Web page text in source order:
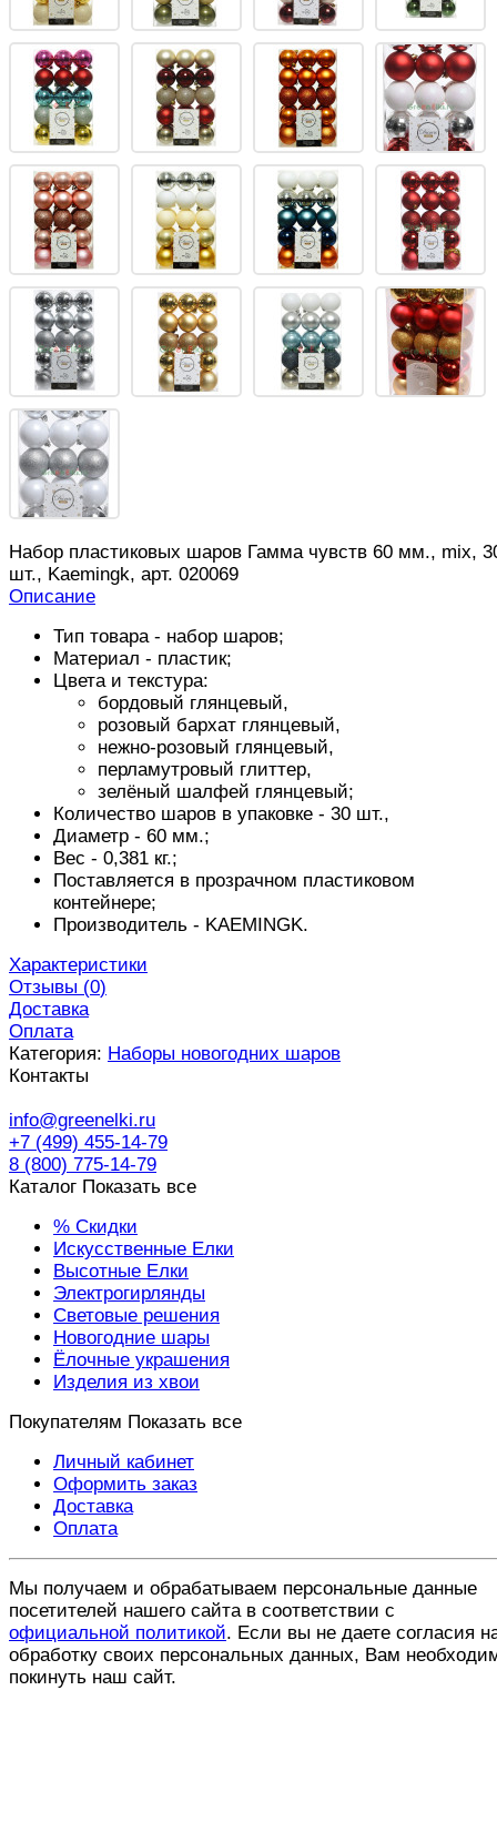
Набор пластиковых шаров Гамма чувств 60 мм., mix,
шт., Kaemingk, арт. 020069
Описание
Тип товара - набор шаров;
Материал - пластик;
Цвета и текстура:
бордовый глянцевый,
розовый бархат глянцевый,
нежно-розовый глянцевый,
перламутровый глиттер,
зелёный шалфей глянцевый;
Количество шаров в упаковке - 30 шт.,
Диаметр - 60 мм.;
Вес - 0,381 кг.;
Поставляется в прозрачном пластиковом
контейнере;
Производитель - KAEMINGK.
Характеристики
Отзывы (0)
Доставка
Оплата
Категория: Наборы новогодних шаров
Контакты
info@greenelki.ru
+7 (499) 455-14-79
8 (800) 775-14-79
Каталог Показать все
% Скидки
Искусственные Елки
Высотные Елки
Электрогирлянды
Световые решения
Новогодние шары
Ёлочные украшения
Изделия из хвои
Покупателям Показать все
Личный кабинет
Оформить заказ
Доставка
Оплата
Мы получаем и обрабатываем персональные данные
посетителей нашего сайта в соответствии с
официальной политикой. Если вы не даете согласия
обработку своих персональных данных, Вам
покинуть наш сайт.